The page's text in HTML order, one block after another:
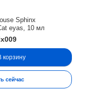
Sphinx
eyas, 10 мл
корзину
сейчас